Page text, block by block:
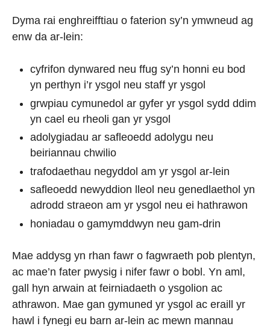
Dyma rai enghreifftiau o faterion sy’n ymwneud ag
enw da ar-lein:
cyfrifon dynwared neu ffug sy’n honni eu bod
yn perthyn i’r ysgol neu staff yr ysgol
grwpiau cymunedol ar gyfer yr ysgol sydd ddim
yn cael eu rheoli gan yr ysgol
adolygiadau ar safleoedd adolygu neu
beiriannau chwilio
trafodaethau negyddol am yr ysgol ar-lein
safleoedd newyddion lleol neu genedlaethol yn
adrodd straeon am yr ysgol neu ei hathrawon
honiadau o gamymddwyn neu gam-drin
Mae addysg yn rhan fawr o fagwraeth pob plentyn,
ac mae’n fater pwysig i nifer fawr o bobl. Yn aml,
gall hyn arwain at feirniadaeth o ysgolion ac
athrawon. Mae gan gymuned yr ysgol ac eraill yr
hawl i fynegi eu barn ar-lein ac mewn mannau